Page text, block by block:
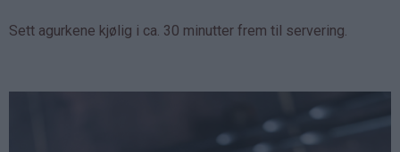
Sett agurkene kjølig i ca. 30 minutter frem til servering.